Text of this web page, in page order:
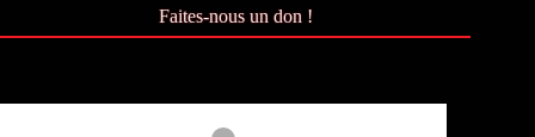
Faites-nous un don !